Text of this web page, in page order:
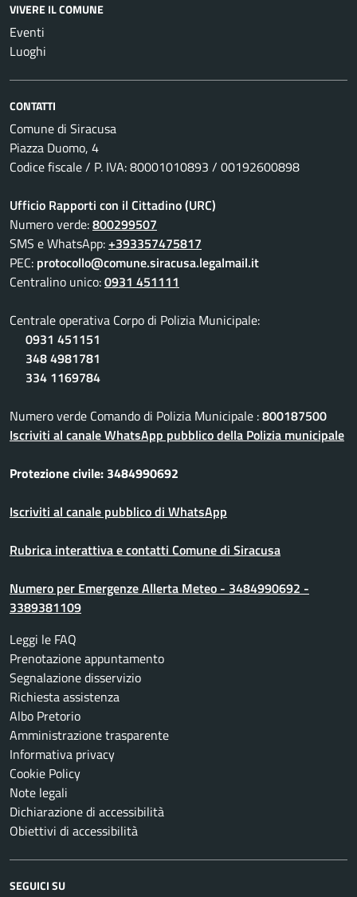
VIVERE IL COMUNE
Eventi
Luoghi
CONTATTI
Comune di Siracusa
Piazza Duomo, 4
Codice fiscale / P. IVA: 80001010893 / 00192600898
Ufficio Rapporti con il Cittadino (URC)
Numero verde:800299507
SMS e WhatsApp:+393357475817
PEC: protocollo@comune.siracusa.legalmail.it
Centralino unico:0931 451111
Centrale operativa Corpo di Polizia Municipale:
0931 451151
348 4981781
334 1169784
Numero verde Comando di Polizia Municipale :800187500
Iscriviti al canale WhatsApp pubblico della Polizia municipale
Protezione civile: 3484990692
Iscriviti al canale pubblico di WhatsApp
Rubrica interattiva e contatti Comune di Siracusa
Numero per Emergenze Allerta Meteo - 3484990692 -
3389381109
Leggi le FAQ
Prenotazione appuntamento
Segnalazione disservizio
Richiesta assistenza
Albo Pretorio
Amministrazione trasparente
Informativa privacy
Cookie Policy
Note legali
Dichiarazione di accessibilità
Obiettivi di accessibilità
SEGUICI SU